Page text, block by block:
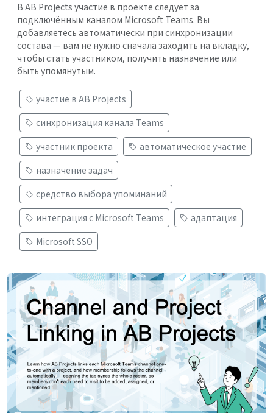
В AB Projects участие в проекте следует за
подключённым каналом Microsoft Teams. Вы
добавляетесь автоматически при синхронизации
состава — вам не нужно сначала заходить на вкладку,
чтобы стать участником, получить назначение или
быть упомянутым.
участие в AB Projects
синхронизация канала Teams
участник проекта
автоматическое участие
назначение задач
средство выбора упоминаний
интеграция с Microsoft Teams
адаптация
Microsoft SSO